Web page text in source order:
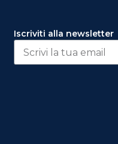
Iscriviti alla newsletter